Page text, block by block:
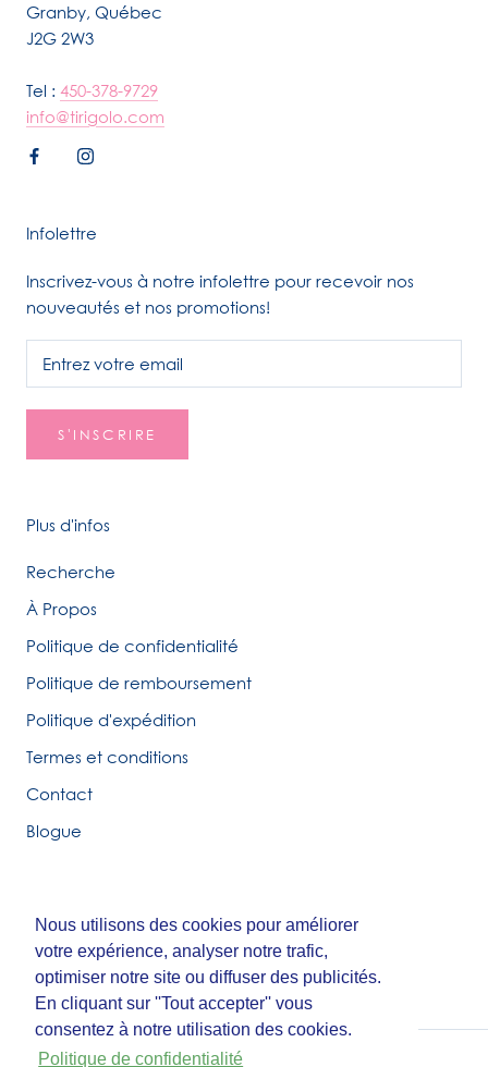
Nous utilisons des cookies pour améliorer
votre expérience, analyser notre trafic,
optimiser notre site ou diffuser des publicités.
En cliquant sur ''Tout accepter'' vous
consentez à notre utilisation des cookies.
Politique de confidentialité
Nous utilisons des cookies pour améliorer
votre expérience, analyser notre trafic,
optimiser notre site ou diffuser des publicités.
En cliquant sur ''Tout accepter'' vous
consentez à notre utilisation des cookies.
Politique de confidentialité
Granby, Québec
J2G 2W3
Tel : 450-378-9729
info@tirigolo.com
Infolettre
Inscrivez-vous à notre infolettre pour recevoir nos
nouveautés et nos promotions!
S'INSCRIRE
Plus d'infos
Recherche
À Propos
Politique de confidentialité
Politique de remboursement
Politique d'expédition
Termes et conditions
Contact
Blogue
© Tirigolo et Cie.
Fait parThird Party Studio